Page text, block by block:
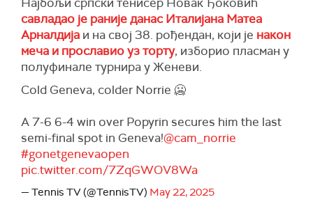
савладао је раније данас Италијана Матеа
Арналдија и на свој 38. рођендан, који је након
меча и прославио уз торту, изборио пласман у
полуфинале турнира у Женеви.
Cold Geneva, colder Norrie 🥶
A 7-6 6-4 win over Popyrin secures him the last
semi-final spot in Geneva!@cam_norrie
#gonetgenevaopen
pic.twitter.com/7ZqGWOV8Wa
— Tennis TV (@TennisTV) May 22, 2025